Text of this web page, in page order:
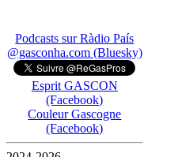
Podcasts sur Ràdio País
@gasconha.com (Bluesky)
Esprit GASCON
(Facebook)
Couleur Gascogne
(Facebook)